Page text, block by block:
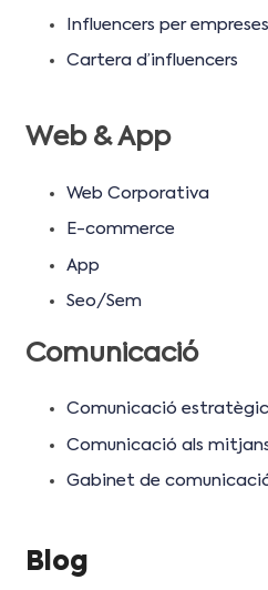
Influencers per empreses
Cartera d’influencers
Web & App
Web Corporativa
E-commerce
App
Seo/Sem
Comunicació
Comunicació
Comunicació als
Gabinet de
Blog